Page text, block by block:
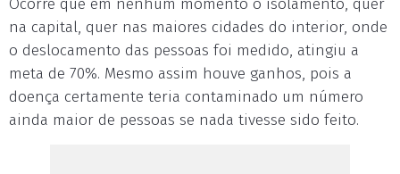
Ocorre que em nenhum momento o isolamento, quer
na capital, quer nas maiores cidades do interior, onde
o deslocamento das pessoas foi medido, atingiu a
meta de 70%. Mesmo assim houve ganhos, pois a
doença certamente teria contaminado um número
ainda maior de pessoas se nada tivesse sido feito.